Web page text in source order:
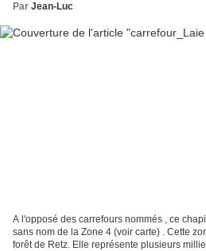
Par Jean-Luc
A l'opposé des carrefours nommés , ce
sans nom de la Zone 4 (voir carte) . Cette
forêt de Retz. Elle représente plusieurs